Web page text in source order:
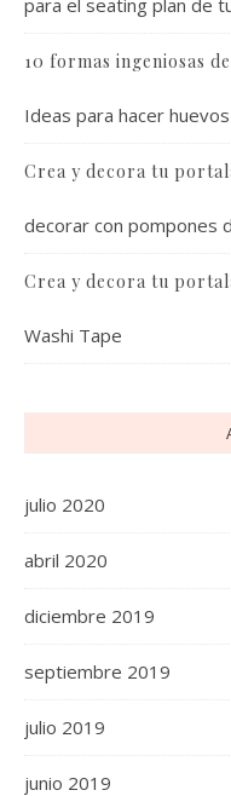
para el seating plan de
10 formas ingeniosas
Ideas para hacer
Crea y decora tu
decorar con pompones
Crea y decora tu
Washi Tape
julio 2020
abril 2020
diciembre 2019
septiembre 2019
julio 2019
junio 2019